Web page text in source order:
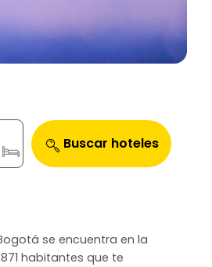
Buscar hoteles
se encuentra en la
habitantes que te